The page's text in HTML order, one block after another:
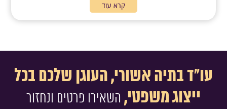
קרא עוד
עו"ד בתיה אשורי, העוגן שלכם בכל
ייצוג משפטי, השאירו פרטים ונחזור